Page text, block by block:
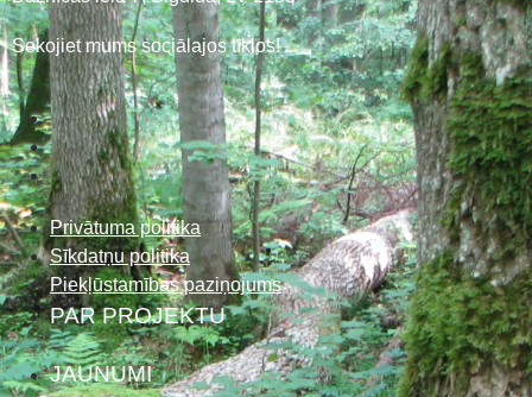
Sekojiet mums sociālajos tīklos!
Privātuma politika
Sīkdatņu politika
Piekļūstamības paziņojums
PAR PROJEKTU
JAUNUMI